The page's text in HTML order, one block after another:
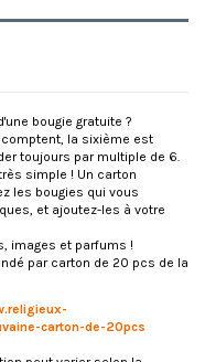
bougie gratuite ?
la sixième est
toujours par multiple de 6.
simple ! Un carton
les bougies qui vous
et ajoutez-les à votre
images et parfums !
par carton de 20 pcs de la
carton-de-20pcs